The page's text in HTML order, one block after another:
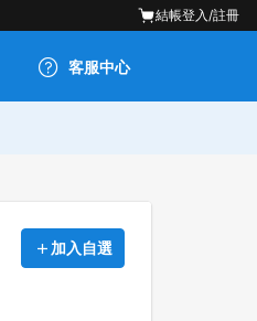
結帳登入/註冊
客服中心
加入自選